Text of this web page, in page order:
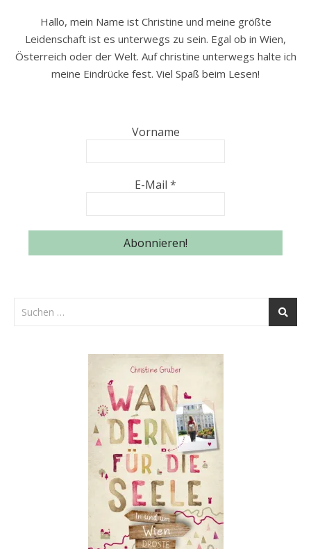
Hallo, mein Name ist Christine und meine größte
Leidenschaft ist es unterwegs zu sein. Egal ob in Wien,
Österreich oder der Welt. Auf christine unterwegs halte ich
meine Eindrücke fest. Viel Spaß beim Lesen!
Vorname
E-Mail *